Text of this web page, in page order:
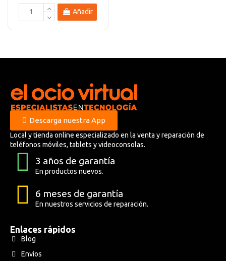
Añadir
Descarga nuestra App
Local y tienda online especializado en la venta y reparación de
teléfonos móviles, tablets y videoconsolas.
3 años de garantía
En productos nuevos.
6 meses de garantía
En nuestros servicios de reparación.
Enlaces rápidos
Blog
Envíos